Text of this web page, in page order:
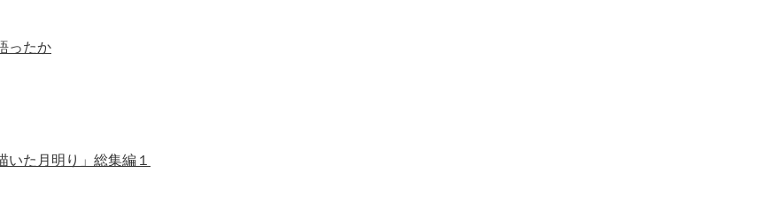
ったか
いた月明り」総集編１